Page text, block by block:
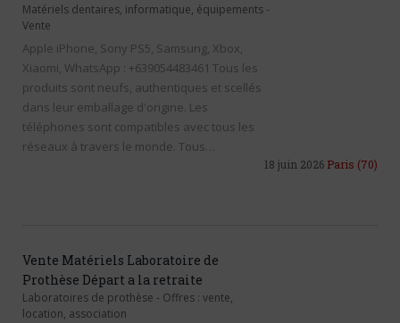
Matériels dentaires, informatique, équipements -
Vente
Apple iPhone, Sony PS5, Samsung, Xbox,
Xiaomi, WhatsApp : +639054483461 Tous les
produits sont neufs, authentiques et scellés
dans leur emballage d'origine. Les
téléphones sont compatibles avec tous les
réseaux à travers le monde. Tous…
18 juin 2026 Paris (70)
Vente Matériels Laboratoire de
Prothèse Départ a la retraite
Laboratoires de prothèse - Offres : vente,
location, association